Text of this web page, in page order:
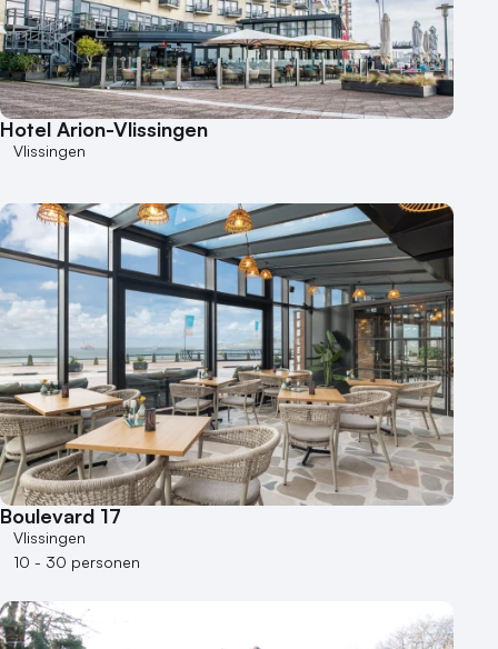
Bijzondere locaties
Buitenlocatie
Duurzame locatie
Groene locatie
Heisessie
Hybride events
Industriële locatie
Kasteel en landgoed
Kleine / intieme locatie
Locaties aan zee
Museum
Theater
Varende locatie
Hotel Arion-Vlissingen
Vlissingen
Boulevard 17
Vlissingen
10 - 30 personen